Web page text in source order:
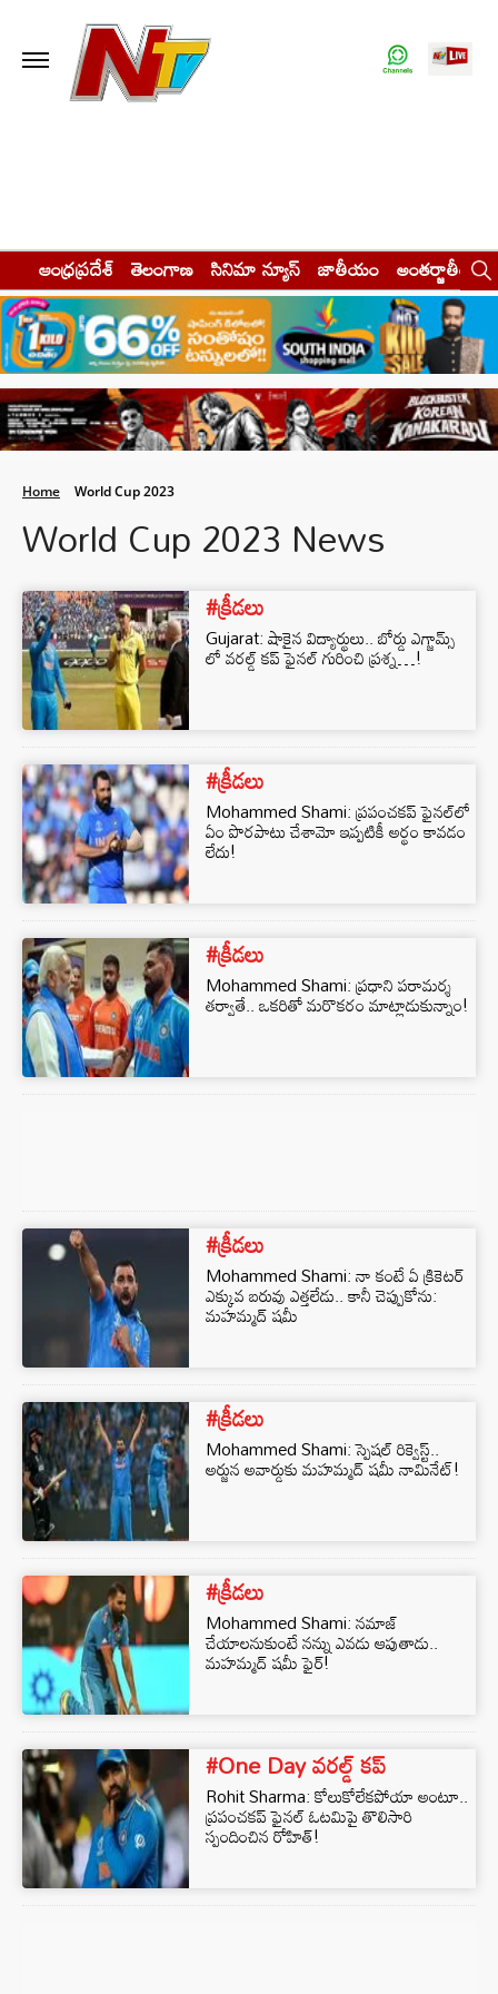
ఆంధ్రప్రదేశ్ తెలంగాణ సినిమా న్యూస్ జాతీయం అంతర్జాతీయం
Home World Cup 2023
World Cup 2023 News
#క్రీడలు
Gujarat: షాకైన విద్యార్థులు.. బోర్డు ఎగ్జామ్స్‌
లో వరల్డ్ కప్ ఫైనల్ గురించి ప్రశ్న…!
#క్రీడలు
Mohammed Shami: ప్రపంచకప్‌ ఫైనల్‌లో
ఏం పొరపాటు చేశామో ఇప్పటికీ అర్థం కావడం
లేదు!
#క్రీడలు
Mohammed Shami: ప్రధాని పరామర్శ
తర్వాతే.. ఒకరితో మరొకరం మాట్లాడుకున్నాం!
#క్రీడలు
Mohammed Shami: నా కంటే ఏ క్రికెటర్
ఎక్కువ బరువు ఎత్తలేడు.. కానీ చెప్పుకోను:
మహమ్మద్ షమీ
#క్రీడలు
Mohammed Shami: స్పెషల్ రిక్వెస్ట్..
అర్జున అవార్డుకు మహమ్మద్ షమీ నామినేట్‌!
#క్రీడలు
Mohammed Shami: నమాజ్
చేయాలనుకుంటే నన్ను ఎవడు ఆపుతాడు..
మహమ్మద్ షమీ ఫైర్!
#One Day వరల్డ్ కప్
Rohit Sharma: కోలుకోలేకపోయా అంటూ..
ప్రపంచకప్‌ ఫైనల్ ఓటమిపై తొలిసారి
స్పందించిన రోహిత్!